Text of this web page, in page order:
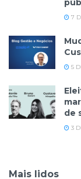
7
5
de
3
Mais lidos